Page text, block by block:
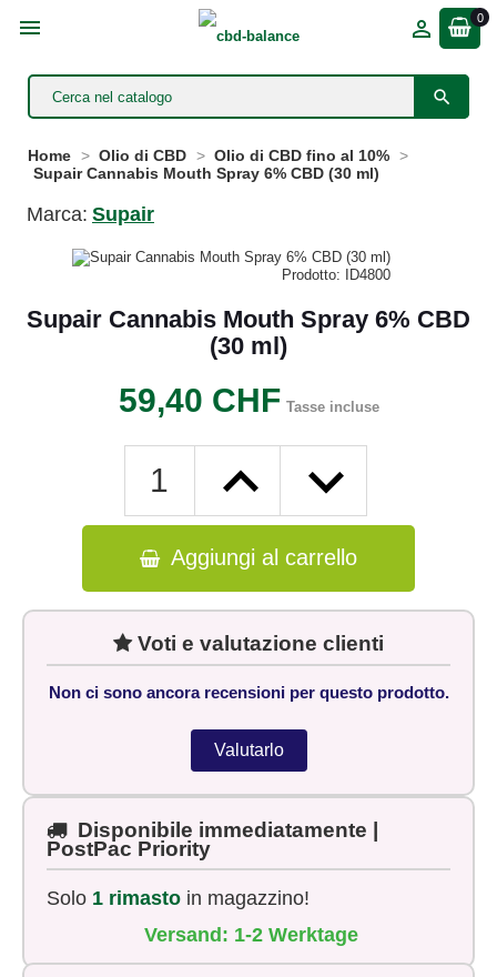
 0


Home Olio di CBD
Olio di CBD fino al 10%
Supair Cannabis Mouth Spray 6% CBD (30 ml)
Marca: Supair
Prodotto: ID4800
Supair Cannabis Mouth Spray 6% CBD
(30 ml)
59,40 CHF Tasse incluse
Aggiungi al carrello
Voti e valutazione clienti
Non ci sono ancora recensioni per questo prodotto.
Valutarlo
Disponibile immediatamente |
PostPac Priority
Solo 1 rimasto in magazzino!
Versand: 1-2 Werktage